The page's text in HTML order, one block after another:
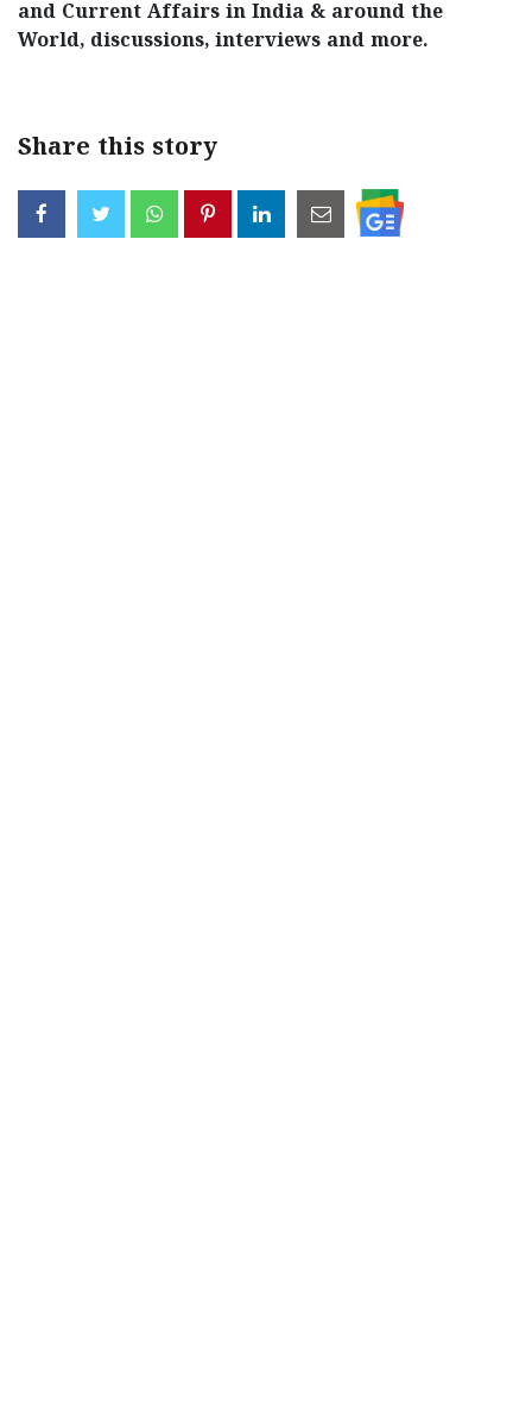
and Current Affairs in India & around the
World, discussions, interviews and more.
Share this story